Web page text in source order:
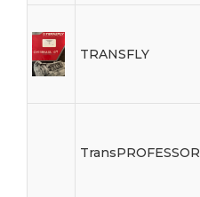
TRANSFLY
TransPROFESSOR